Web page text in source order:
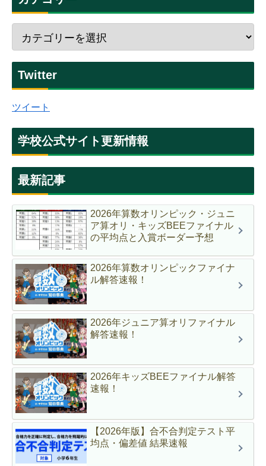
Twitter
ツイート
学校公式サイト更新情報
最新記事
2026年算数オリンピック・ジュニ
ア算オリ・キッズBEEファイナル
の平均点と入賞ボーダー予想
2026年算数オリンピックファイナ
ル解答速報！
2026年ジュニア算オリファイナル
解答速報！
2026年キッズBEEファイナル解答
速報！
【2026年版】合不合判定テスト平
均点・偏差値 結果速報